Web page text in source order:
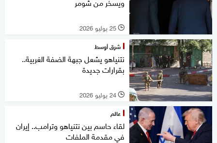
l 25 يوليو 2026
شرق أوسط
نتنياهو يشعل جبهة الضفة الغربية..
بقرارات جديدة
l 24 يوليو 2026
عالم
لقاء حاسم بين نتنياهو وترامب.. إيران
في مقدمة الملفات